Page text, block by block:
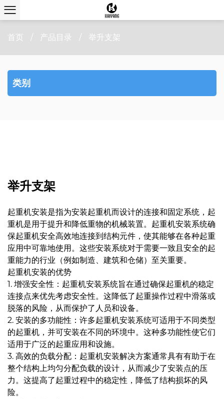
首页 / 产品目录 / 举升支架
类别
举升支架
起重机安装是指为安装起重机而设计的连接和固定系统，起
重机是用于提升和降低重物的机械装置。起重机安装系统确
保起重机安全高效地连接到结构元件，使其能够在各种起重
应用中可靠地使用。这些安装系统对于需要一致且安全的起
重能力的行业（例如制造、建筑和仓储）至关重要。
起重机安装的优势
1. 增强安全性：起重机安装系统旨在通过确保起重机的稳定
连接点来优先考虑安全性。这降低了起重操作过程中滑落或
脱落的风险，从而保护了人员和设备。
2. 安装的多功能性：许多起重机安装系统可适用于不同类型
的起重机，并可安装在不同的环境中。这种多功能性使它们
适用于广泛的起重应用和设施​​。
3. 高效的负载分配：起重机安装解决方案通常具有有助于在
整个结构上均匀分配负载的设计，从而减少了安装点的压
力。这提高了起重过程中的稳定性，降低了结构损坏的风
险。